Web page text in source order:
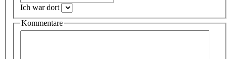
Ich war dort
Kommentare